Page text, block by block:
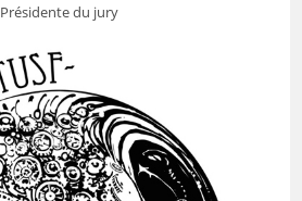
Présidente du jury